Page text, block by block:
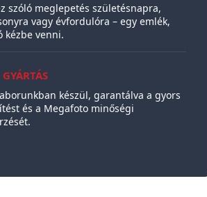
szóló meglepetés születésnapra,
vagy évfordulóra – egy emlék,
kézbe venni.
GYÁRTÁS
készül, garantálva a gyors
és a Megafoto minőségi